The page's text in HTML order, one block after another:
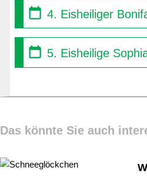
4. Eisheiliger
5. Eisheilige
Das könnte Sie auch